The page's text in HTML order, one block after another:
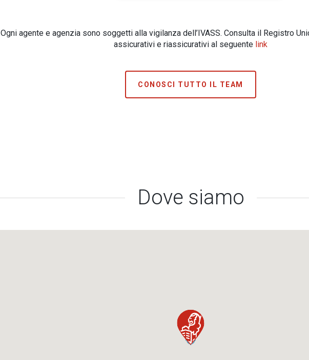
Ogni agente e agenzia sono soggetti alla vigilanza dell’IVASS. Consulta il Registro
assicurativi e riassicurativi al seguente link
CONOSCI TUTTO IL TEAM
Dove siamo